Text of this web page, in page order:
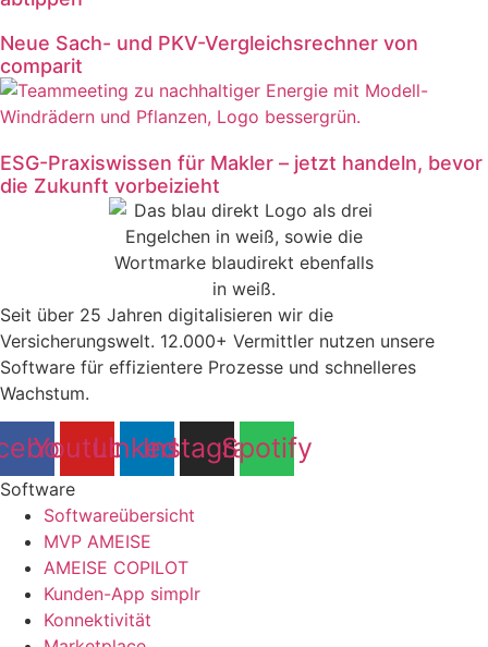
Neue Sach- und PKV-Vergleichsrechner von
comparit
ESG-Praxiswissen für Makler – jetzt handeln, bevor
die Zukunft vorbeizieht
Seit über 25 Jahren digitalisieren wir die
Versicherungswelt. 12.000+ Vermittler nutzen unsere
Software für effizientere Prozesse und schnelleres
Wachstum.
YoutubeLinkedin
Instagram
Spotify
Software
Softwareübersicht
MVP AMEISE
AMEISE COPILOT
Kunden-App simplr
Konnektivität